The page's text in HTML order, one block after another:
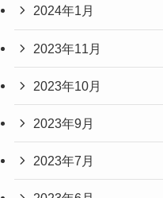
2024年1月
2023年11月
2023年10月
2023年9月
2023年7月